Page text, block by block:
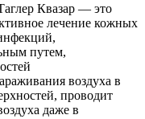
Квазар — это
лечение кожных
путем,
воздуха в
проводит
даже в